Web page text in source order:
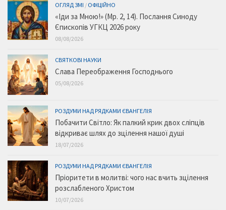
ОГЛЯД ЗМІ / ОФІЦІЙНО
«Іди за Мною!» (Мр. 2, 14). Послання Синоду
Єпископів УГКЦ 2026 року
08/08/2026
СВЯТКОВІ НАУКИ
Слава Переображення Господнього
05/08/2026
РОЗДУМИ НАД РЯДКАМИ ЄВАНГЕЛІЯ
Побачити Світло: Як палкий крик двох сліпців
відкриває шлях до зцілення нашої душі
18/07/2026
РОЗДУМИ НАД РЯДКАМИ ЄВАНГЕЛІЯ
Пріоритети в молитві: чого нас вчить зцілення
розслабленого Христом
10/07/2026